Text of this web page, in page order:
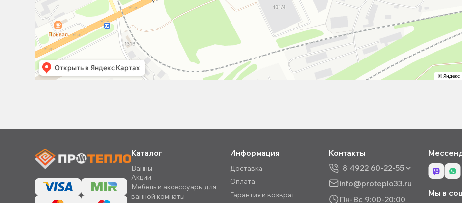
Каталог
Ванны
Акции
Мебель и аксессуары для
ванной комнаты
Информация
Доставка
Оплата
Гарантия и возврат
Контакты
8 4922 60-22-55
info@proteplo33.ru
Пн-Вс 9:00-20:00
Мы в